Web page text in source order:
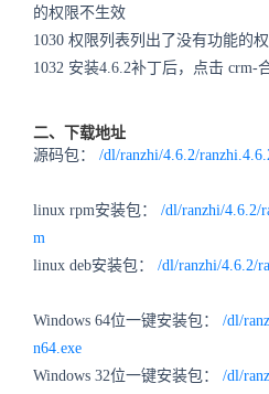
的权限不生效
1030 权限列表列出了没有功能的
1032 安装4.6.2补丁后，点击 crm-
二、下载地址
源码包：
/dl/ranzhi/4.6.2/
linux rpm安装包：
/dl/ranzhi/4.6.2/
m
linux deb安装包：
/dl/ranzhi/4.6.2/
Windows 64位一键安装包：
/dl/
n64.exe
Windows 32位一键安装包：
/dl/